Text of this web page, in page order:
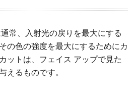
常、入射光の戻りを最大にする
の色の強度を最大にするためにカ
ットは、フェイス アップで見た
えるものです。